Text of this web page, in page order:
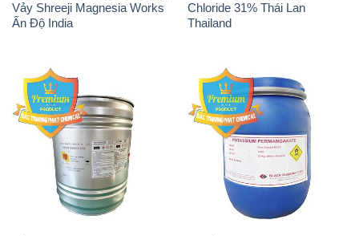
Vảy Shreeji Magnesia Works
Ấn Độ India
Chloride 31% Thái Lan
Thailand